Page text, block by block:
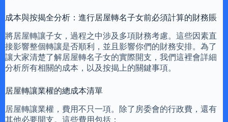
成本與按揭全分析：進行居屋轉名子女前必須計算的財務賬
將居屋轉讓子女，過程之中涉及多項財務考慮。這些因素直
接影響整個轉讓是否順利，並且影響你們的財務安排。為了
讓大家清楚了解居屋轉名子女的實際開支，我們這裡會詳細
分析所有相關的成本，以及按揭上的關鍵事項。
居屋轉讓業權的總成本清單
居屋轉讓業權，費用不只一項。除了房委會的行政費，還有
其他必要開支。這些費用包括：